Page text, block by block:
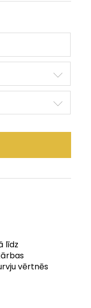
līdz
vērtnēs